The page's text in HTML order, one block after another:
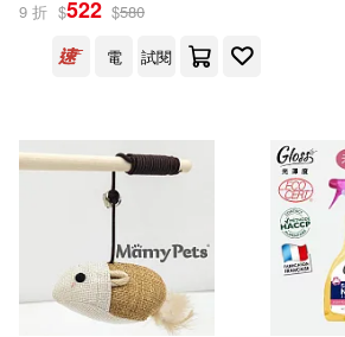
熊仁謙(1) 熊明德(1)
牛頓教科書編輯群(1)
牟琦，桑亞群(1)
王亞濤，宋永吉（主編）(1)
文物出版社(1)
新疆美術出版社(1)
春天出版社(1) 時報出版(1)
暖暖書屋(1)
9 折 $522 $580
電
試閱